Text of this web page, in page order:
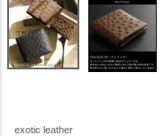
exotic leather